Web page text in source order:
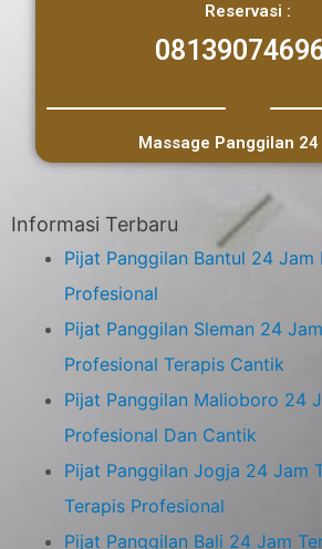
Reservasi :
Massage Panggilan
Informasi Terbaru
Pijat Panggilan Bantul 24 Jam
Profesional
Pijat Panggilan Sleman 24
Profesional Terapis Cantik
Pijat Panggilan Malioboro 24
Profesional Dan Cantik
Pijat Panggilan Jogja 24 Jam
Terapis Profesional
Pijat Panggilan Bali 24 Jam